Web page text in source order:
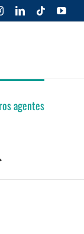
InstagramLinkedIn
Tiktok
agentes